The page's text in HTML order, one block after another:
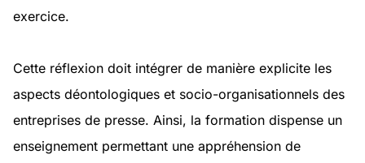
exercice.
Cette réflexion doit intégrer de manière explicite les
aspects déontologiques et socio-organisationnels des
entreprises de presse. Ainsi, la formation dispense un
enseignement permettant une appréhension de